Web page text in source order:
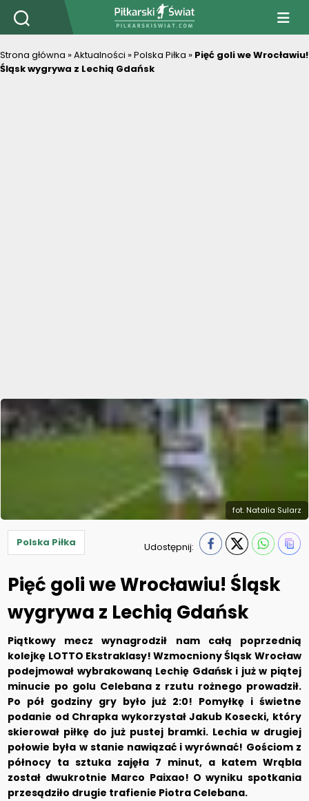
PiłkarskiSwiat.com
Strona główna »Aktualności »Polska Piłka » Pięć goli we Wrocławiu!
Śląsk wygrywa z Lechią Gdańsk
fot. Natalia Sularz
Polska Piłka Udostępnij:
Pięć goli we Wrocławiu! Śląsk
wygrywa z Lechią Gdańsk
Piątkowy mecz wynagrodził nam całą poprzednią
kolejkę LOTTO Ekstraklasy! Wzmocniony Śląsk Wrocław
podejmował wybrakowaną Lechię Gdańsk i już w piątej
minucie po golu Celebana z rzutu rożnego prowadził.
Po pół godziny gry było już 2:0! Pomyłkę i świetne
podanie od Chrapka wykorzystał Jakub Kosecki, który
skierował piłkę do już pustej bramki. Lechia w drugiej
połowie była w stanie nawiązać i wyrównać! Gościom z
północy ta sztuka zajęła 7 minut, a katem Wrąbla
został dwukrotnie Marco Paixao! O wyniku spotkania
przesądziło drugie trafienie Piotra Celebana.